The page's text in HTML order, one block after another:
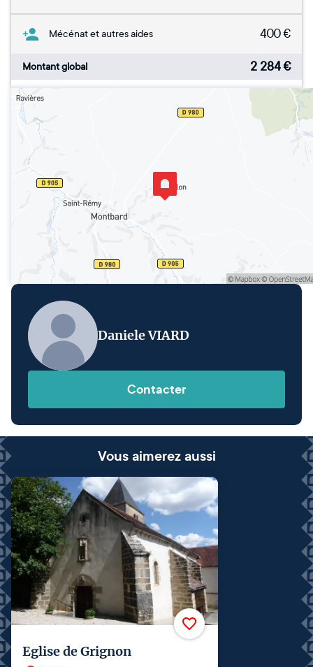
Mécénat et autres aides 400€
Montant global 2 284€
Daniele VIARD
Contacter
Vous aimerez aussi
Eglise de Grignon